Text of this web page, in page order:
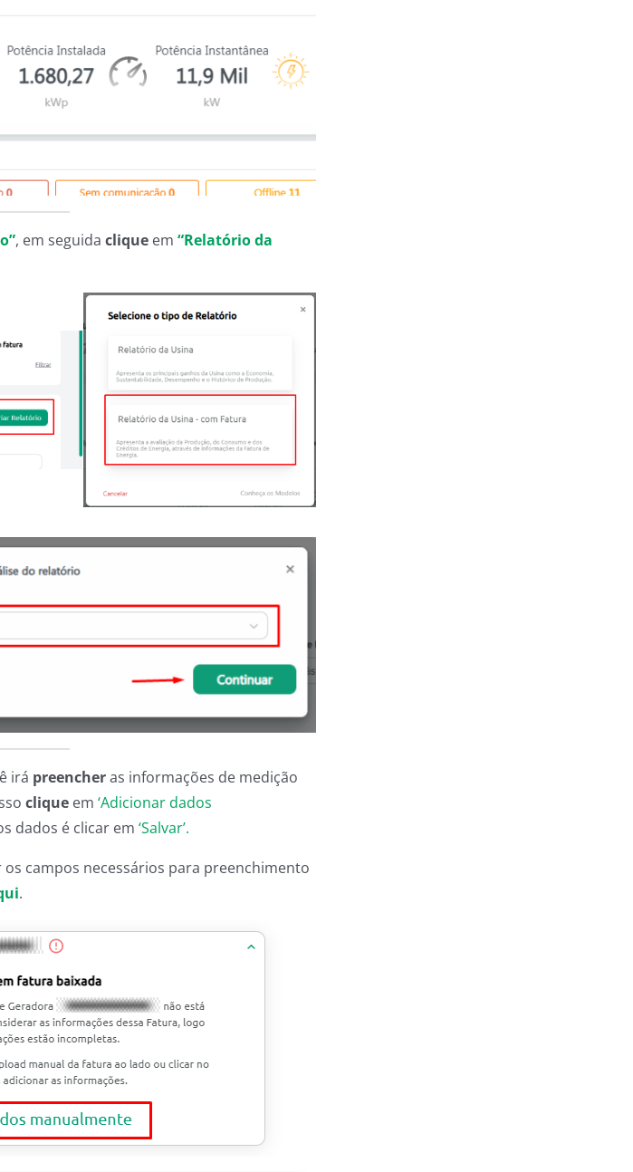
, em seguida clique em “Relatório da
irá preencheras informações de medição
clique em ‘Adicionar dados
dados é clicar em ‘Salvar’.
campos necessários para preenchimento
.